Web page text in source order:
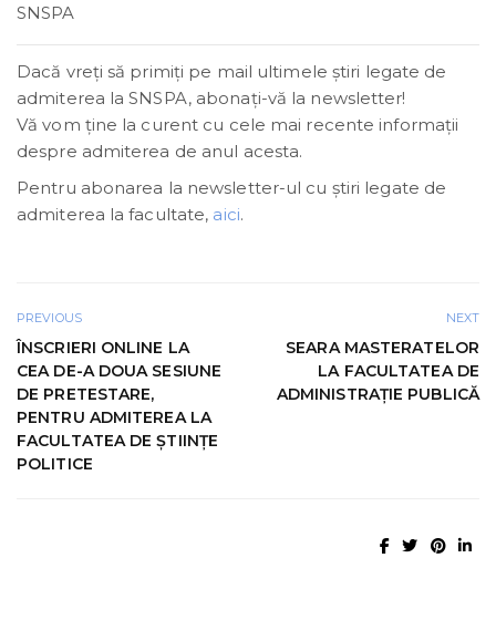
SNSPA
Dacă vreţi să primiţi pe mail ultimele știri legate de
admiterea la SNSPA, abonaţi-vă la newsletter!
Vă vom ține la curent cu cele mai recente informații
despre admiterea de anul acesta.
Pentru abonarea la newsletter-ul cu ştiri legate de
admiterea la facultate, aici.
PREVIOUS
ÎNSCRIERI ONLINE LA
CEA DE-A DOUA SESIUNE
DE PRETESTARE,
PENTRU ADMITEREA LA
FACULTATEA DE ŞTIINŢE
POLITICE
NEXT
SEARA MASTERATELOR
LA FACULTATEA DE
ADMINISTRAȚIE PUBLICĂ